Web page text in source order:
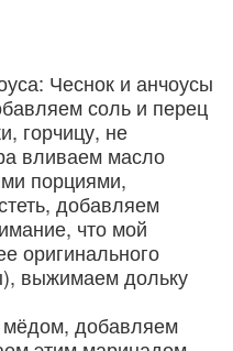
Чеснок и анчоусы
соль и перец
горчицу, не
вливаем масло
порциями,
добавляем
что мой
оригинального
выжимаем дольку
добавляем